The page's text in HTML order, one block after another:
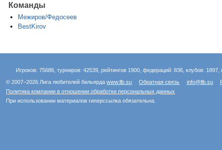
Команды
Межиров/Федосеев
BestKirov
Игроков: 75686, турниров: 42539, рейтингов 1900, федераций: 836, клубов:
© 2007–2026 Лига любителей бильярдаwww.llb.su Обратная связь info@llb.su
Политика компании в отношении обработки персональных данных
При использовании материалов гиперссылка обязательна.